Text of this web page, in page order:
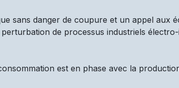
sans danger de coupure et un appel aux
de processus industriels
est en phase avec la